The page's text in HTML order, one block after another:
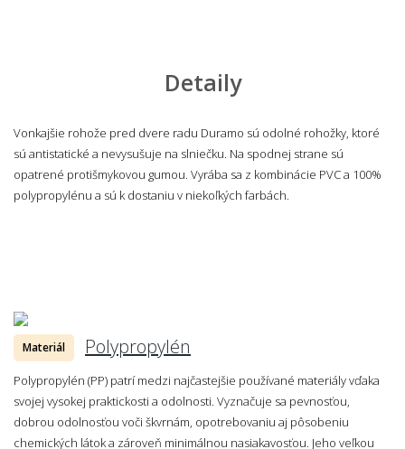
Detaily
Vonkajšie rohože pred dvere radu Duramo sú odolné rohožky, ktoré
sú antistatické a nevysušuje na slniečku. Na spodnej strane sú
opatrené protišmykovou gumou. Vyrába sa z kombinácie PVC a 100%
polypropylénu a sú k dostaniu v niekoľkých farbách.
Materiál Polypropylén
Polypropylén (PP) patrí medzi najčastejšie používané materiály vďaka
svojej vysokej praktickosti a odolnosti. Vyznačuje sa pevnosťou,
dobrou odolnosťou voči škvrnám, opotrebovaniu aj pôsobeniu
chemických látok a zároveň minimálnou nasiakavosťou. Jeho veľkou